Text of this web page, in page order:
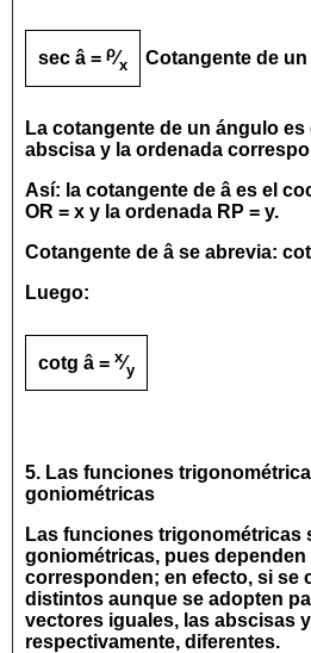
sec â = ρ⁄x Cotangente de
La cotangente de un ángulo es
abscisa y la ordenada
Así: la cotangente de â es el
OR = x y la ordenada RP = y.
Cotangente de â se abrevia:
Luego:
cotg â = x⁄y
5. Las funciones
goniométricas
Las funciones trigonométricas
goniométricas, pues
corresponden; en efecto, si se
distintos aunque se adopten
vectores iguales, las abscisas
respectivamente, diferentes.